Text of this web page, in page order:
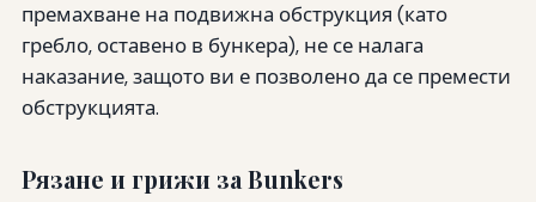
премахване на подвижна обструкция (като
гребло, оставено в бункера), не се налага
наказание, защото ви е позволено да се премести
обструкцията.
Рязане и грижи за Bunkers